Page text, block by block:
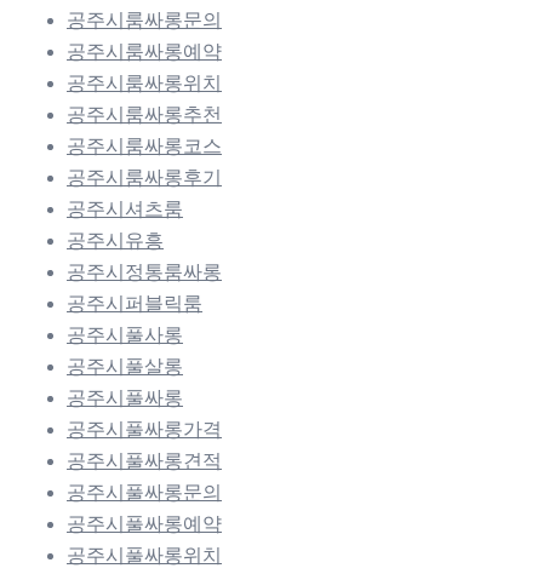
공주시룸싸롱문의
공주시룸싸롱예약
공주시룸싸롱위치
공주시룸싸롱추천
공주시룸싸롱코스
공주시룸싸롱후기
공주시셔츠룸
공주시유흥
공주시정통룸싸롱
공주시퍼블릭룸
공주시풀사롱
공주시풀살롱
공주시풀싸롱
공주시풀싸롱가격
공주시풀싸롱견적
공주시풀싸롱문의
공주시풀싸롱예약
공주시풀싸롱위치